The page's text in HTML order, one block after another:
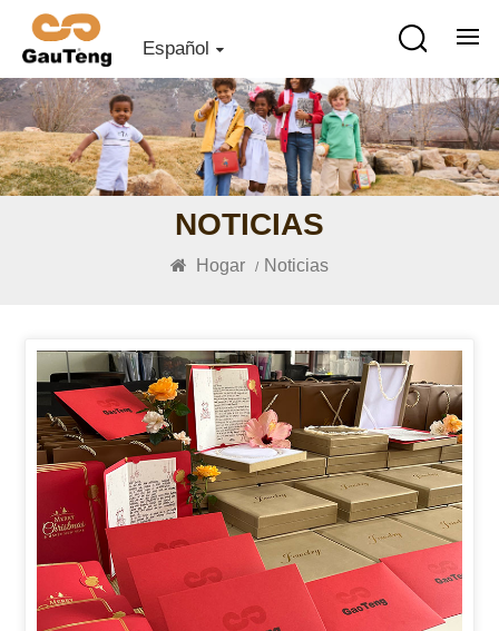
Español
NOTICIAS
Hogar / Noticias